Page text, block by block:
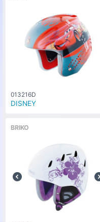
013216D
DISNEY
BRIKO